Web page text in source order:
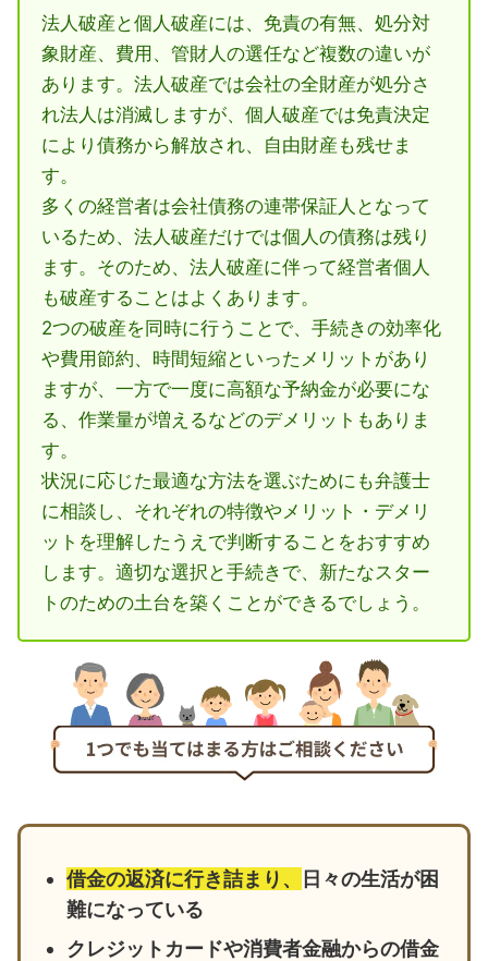
法人破産と個人破産には、免責の有無、処分対
象財産、費用、管財人の選任など複数の違いが
あります。法人破産では会社の全財産が処分さ
れ法人は消滅しますが、個人破産では免責決定
により債務から解放され、自由財産も残せま
す。
多くの経営者は会社債務の連帯保証人となって
いるため、法人破産だけでは個人の債務は残り
ます。そのため、法人破産に伴って経営者個人
も破産することはよくあります。
2つの破産を同時に行うことで、手続きの効率化
や費用節約、時間短縮といったメリットがあり
ますが、一方で一度に高額な予納金が必要にな
る、作業量が増えるなどのデメリットもありま
す。
状況に応じた最適な方法を選ぶためにも弁護士
に相談し、それぞれの特徴やメリット・デメリ
ットを理解したうえで判断することをおすすめ
します。適切な選択と手続きで、新たなスター
トのための土台を築くことができるでしょう。
借金の返済に行き詰まり、
日々の生活が困
難になっている
クレジットカードや消費者金融からの借金